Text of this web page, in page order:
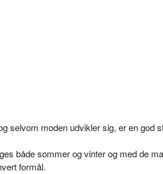
selvom moden udvikler sig, er en god
både sommer og vinter og med de
formål.